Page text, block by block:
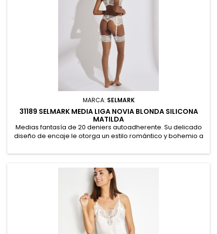
MARCA: SELMARK
31189 SELMARK MEDIA LIGA NOVIA BLONDA SILICONA
MATILDA
Medias fantasía de 20 deniers autoadherente. Su delicado
diseño de encaje le otorga un estilo romántico y bohemio a
elegancia, ideal para mujeres libres y auténticas. venta por